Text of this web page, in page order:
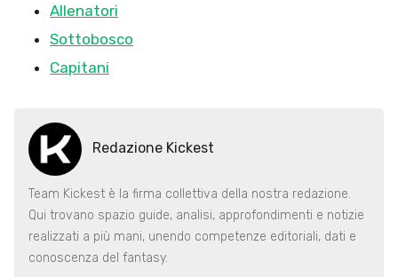
Allenatori
Sottobosco
Capitani
Redazione Kickest
Team Kickest è la firma collettiva della nostra redazione.
Qui trovano spazio guide, analisi, approfondimenti e notizie
realizzati a più mani, unendo competenze editoriali, dati e
conoscenza del fantasy.